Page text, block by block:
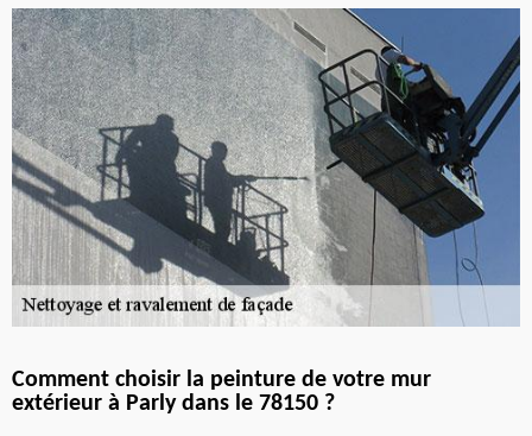
Comment choisir la peinture de votre mur
extérieur à Parly dans le 78150 ?